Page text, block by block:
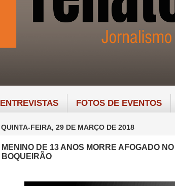
ENTREVISTAS FOTOS DE EVENTOS
QUINTA-FEIRA, 29 DE MARÇO DE 2018
MENINO DE 13 ANOS MORRE AFOGADO
BOQUEIRÃO